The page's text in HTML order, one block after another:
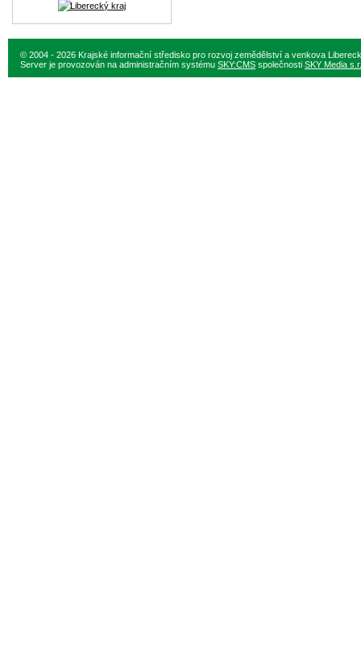
© 2004 - 2026 Krajské informační středisko pro rozvoj zemědělství a venkova
Server je provozován na administračním systému SKY:CMS společnosti SKY Media